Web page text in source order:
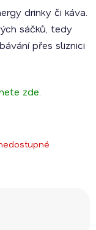
drinky či káva.
sáčků, tedy
přes sliznici
zde